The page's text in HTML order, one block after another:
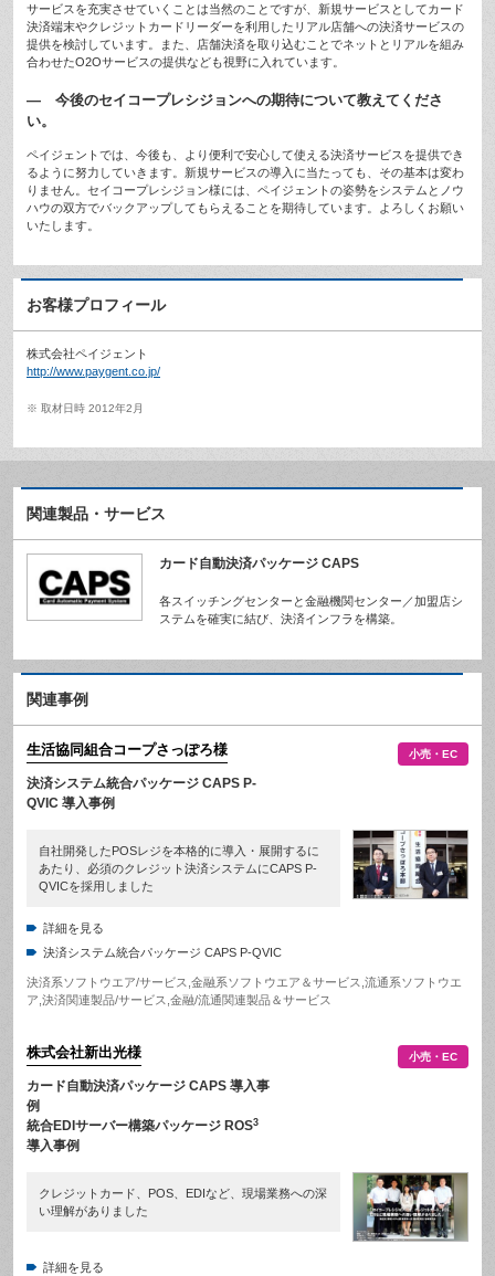
サービスを充実させていくことは当然のことですが、新規サービスとしてカード
決済端末やクレジットカードリーダーを利用したリアル店舗への決済サービスの
提供を検討しています。また、店舗決済を取り込むことでネットとリアルを組み
合わせたO2Oサービスの提供なども視野に入れています。
— 今後のセイコープレシジョンへの期待について教えてくださ
い。
ペイジェントでは、今後も、より便利で安心して使える決済サービスを提供でき
るように努力していきます。新規サービスの導入に当たっても、その基本は変わ
りません。セイコープレシジョン様には、ペイジェントの姿勢をシステムとノウ
ハウの双方でバックアップしてもらえることを期待しています。よろしくお願い
いたします。
お客様プロフィール
株式会社ペイジェント
http://www.paygent.co.jp/
※ 取材日時 2012年2月
関連製品・サービス
カード自動決済パッケージ CAPS
各スイッチングセンターと金融機関センター／加盟店シ
ステムを確実に結び、決済インフラを構築。
関連事例
生活協同組合コープさっぽろ様 小売・EC
決済システム統合パッケージ CAPS P-
QVIC 導入事例
自社開発したPOSレジを本格的に導入・展開するに
あたり、必須のクレジット決済システムにCAPS P-
QVICを採用しました
詳細を見る
決済システム統合パッケージ CAPS P-QVIC
決済系ソフトウエア/サービス 金融系ソフトウエア＆サービス 流通系ソフトウエ
ア 決済関連製品/サービス 金融/流通関連製品＆サービス
株式会社新出光様 小売・EC
カード自動決済パッケージ CAPS 導入事
例
統合EDIサーバー構築パッケージ ROS3
導入事例
クレジットカード、POS、EDIなど、現場業務への深
い理解がありました
詳細を見る